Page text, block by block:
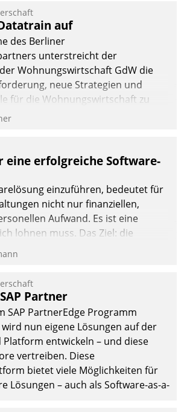
daher
Berliner Datatrain GmbH den
digitalisiert.
auf
des Berliner
unterstreicht der
Wohnungswirtschaft GdW die
neue Strategien und
für die Wohnungswirtschaft zu
eine erfolgreiche Software-
einzuführen, bedeutet für
nicht nur finanziellen,
Aufwand. Es ist eine
lohnen muss. Das Ziel: die
der Geschäftsabläufe. Damit
wird, sollten einige Grundregeln
Partner
SAP PartnerEdge Programm
nun eigene Lösungen auf der
Platform entwickeln – und diese
vertreiben. Diese
bietet viele Möglichkeiten für
Lösungen – auch als Software-as-a-